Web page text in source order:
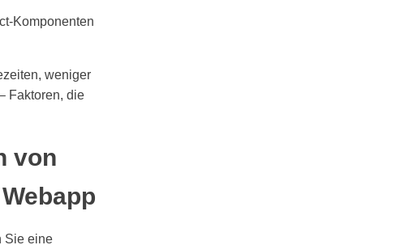
Komponenten
weniger
Faktoren, die
von
Sie eine